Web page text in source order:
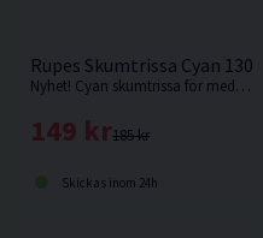
Rupes Skumtrissa Cyan
Nyhet! Cyan skumtrissa för medium/hård aggressivitet. Perfekt enstegstrissa. Passar Rupes LHR15 eller motsvarande med 130mm fästplatta.
185 kr
149 kr
Skickas inom 24h